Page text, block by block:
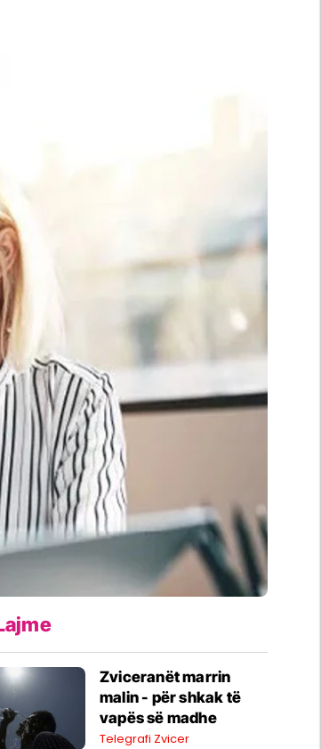
Zviceranët marrin
malin - për shkak të
vapës së madhe
Telegrafi Zvicer